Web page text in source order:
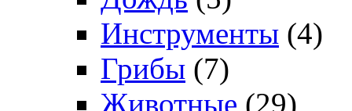
Инструменты (4)
Грибы (7)
Животные (29)